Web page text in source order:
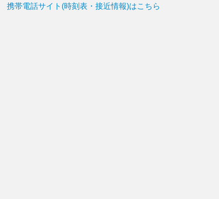
携帯電話サイト(時刻表・接近情報)はこちら